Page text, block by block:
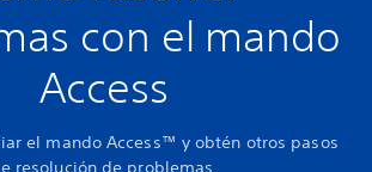
con el mando
Access
el mando Access™ y obtén otros pasos
resolución de problemas.